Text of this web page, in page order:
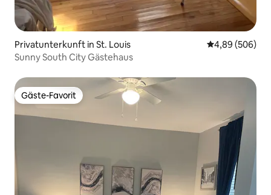
Privatunterkunft in St. Louis
4,89 (506)
Sunny South City Gästehaus
Gäste-Favorit
Gäste-Favorit